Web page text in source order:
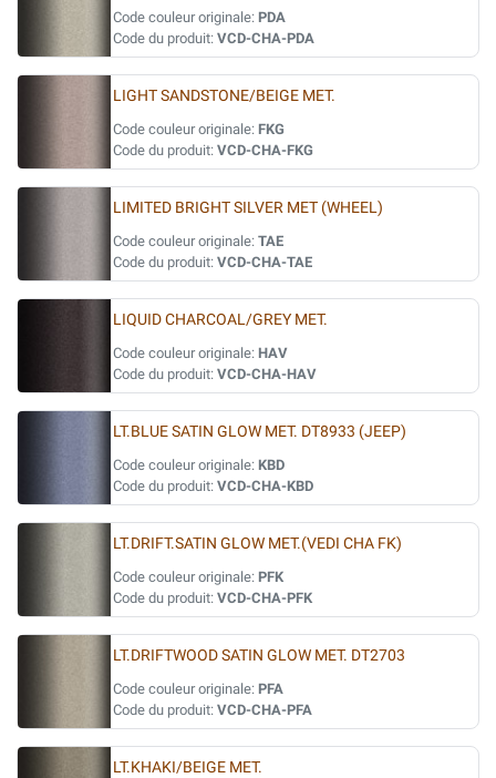
Code couleur originale: PDA
Code du produit: VCD-CHA-PDA
LIGHT SANDSTONE/BEIGE MET.
Code couleur originale: FKG
Code du produit: VCD-CHA-FKG
LIMITED BRIGHT SILVER MET (WHEEL)
Code couleur originale: TAE
Code du produit: VCD-CHA-TAE
LIQUID CHARCOAL/GREY MET.
Code couleur originale: HAV
Code du produit: VCD-CHA-HAV
LT.BLUE SATIN GLOW MET. DT8933 (JEEP)
Code couleur originale: KBD
Code du produit: VCD-CHA-KBD
LT.DRIFT.SATIN GLOW MET.(VEDI CHA FK)
Code couleur originale: PFK
Code du produit: VCD-CHA-PFK
LT.DRIFTWOOD SATIN GLOW MET. DT2703
Code couleur originale: PFA
Code du produit: VCD-CHA-PFA
LT.KHAKI/BEIGE MET.